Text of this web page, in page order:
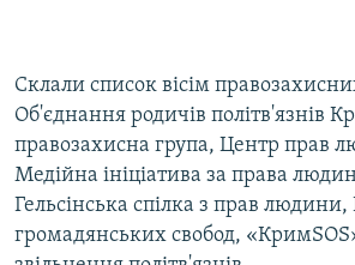
Склали список вісім
Об'єднання родичів політв'язнів
правозахисна група, Центр прав
Медійна ініціатива за права
Гельсінська спілка з прав
громадянських свобод,